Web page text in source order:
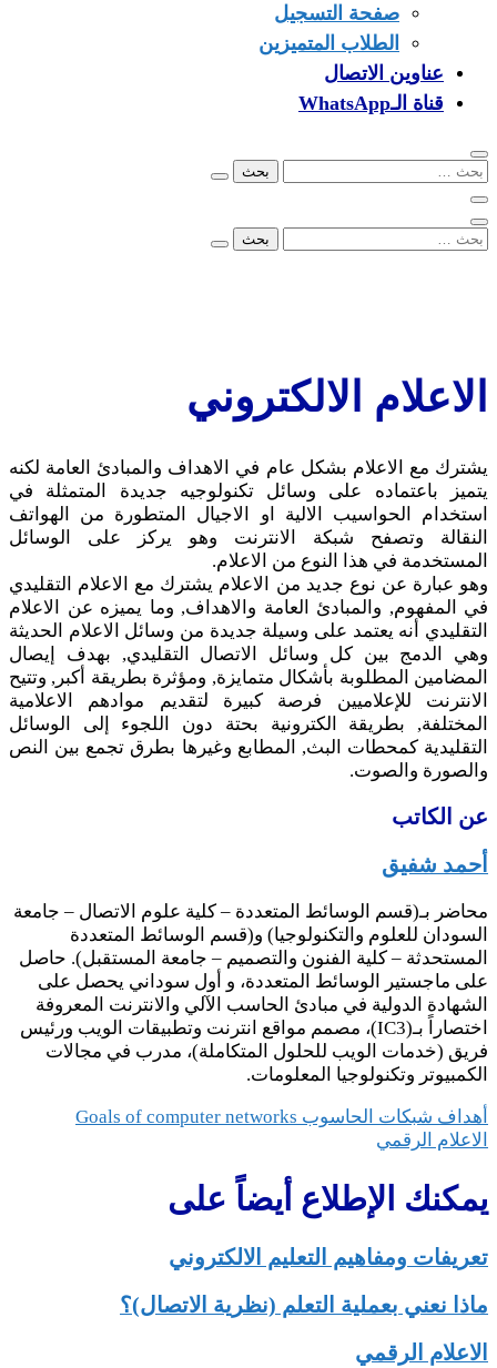
صفحة التسجيل
الطلاب المتميزين
عناوين الاتصال
قناة الـWhatsApp
البحث
عن:
البحث
الاعلام الالكتروني
يشترك مع الاعلام بشكل عام في الاهداف والمبادئ العامة لكنه
يتميز باعتماده على وسائل تكنولوجيه جديدة المتمثلة في
استخدام الحواسيب الالية او الاجيال المتطورة من الهواتف
النقالة وتصفح شبكة الانترنت وهو يركز على الوسائل
المستخدمة في هذا النوع من الاعلام.
وهو عبارة عن نوع جديد من الاعلام يشترك مع الاعلام التقليدي
في المفهوم, والمبادئ العامة والاهداف, وما يميزه عن الاعلام
التقليدي أنه يعتمد على وسيلة جديدة من وسائل الاعلام الحديثة
وهي الدمج بين كل وسائل الاتصال التقليدي, بهدف إيصال
المضامين المطلوبة بأشكال متمايزة, ومؤثرة بطريقة أكبر, وتتيح
الانترنت للإعلاميين فرصة كبيرة لتقديم موادهم الاعلامية
المختلفة, بطريقة الكترونية بحتة دون اللجوء إلى الوسائل
التقليدية كمحطات البث, المطابع وغيرها بطرق تجمع بين النص
والصورة والصوت.
عن الكاتب
أحمد شفيق
محاضر بـ(قسم الوسائط المتعددة – كلية علوم الاتصال – جامعة
السودان للعلوم والتكنولوجيا) و(قسم الوسائط المتعددة
المستحدثة – كلية الفنون والتصميم – جامعة المستقبل). حاصل
على ماجستير الوسائط المتعددة، و أول سوداني يحصل على
الشهادة الدولية في مبادئ الحاسب الآلي والانترنت المعروفة
اختصاراً بـ(IC3)، مصمم مواقع انترنت وتطبيقات الويب ورئيس
فريق (خدمات الويب للحلول المتكاملة)، مدرب في مجالات
الكمبيوتر وتكنولوجيا المعلومات.
تصفّح
المقالات
أهداف شبكات الحاسوب Goals of computer networks
الاعلام الرقمي
يمكنك الإطلاع أيضاً على
تعريفات ومفاهيم التعليم الالكتروني
ماذا نعني بعملية التعلم (نظرية الاتصال)؟
الاعلام الرقمي